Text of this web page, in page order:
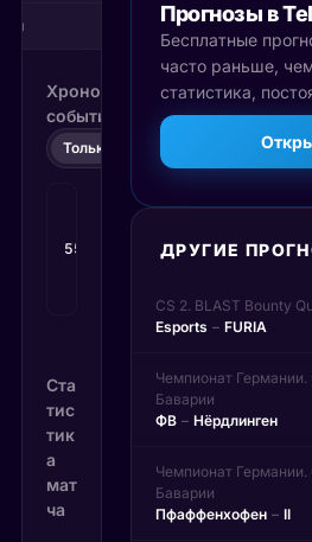
1
Хронология
событий
Только счёт
55'
Гол:
0:1
Ста
тис
тик
а
мат
ча
Прогнозы в
Бесплатные
часто раньше,
статистика,
ДРУГИЕ
CS 2. BLAST Bounty
Esports – FURIA
Чемпионат Германии.
Баварии
ФВ – Нёрдлинген
Чемпионат Германии.
Баварии
Пфаффенхофен – II